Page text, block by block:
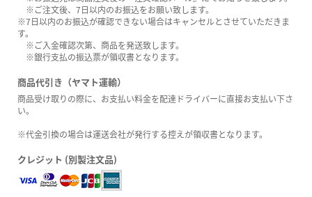
※ご注文後、7日以内のお振込をお願い致します。
※7日以内のお振込が確認できない場合はキャンセルとさせていただきま
す。
※ご入金確認次第、商品を発送致します。
※銀行支払の振込票が領収書となります。
商品代引き（ヤマト運輸）
商品受け取りの際に、お支払い料金を配達ドライバーに直接お支払い下さ
い。
※代金引換の場合は運送会社が発行する控えが領収書となります。
クレジット (別製注文品)